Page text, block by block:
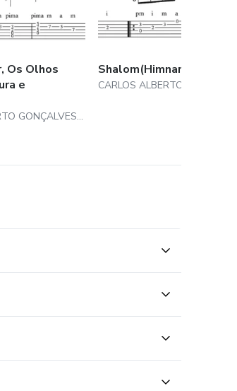
Os Olhos
e
CARLOS ALBERTO GONÇALVES BORGES
Shalom(Himnario Español)